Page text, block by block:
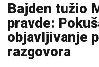
Bajden tužio
pravde:
objavljivanje
razgovora